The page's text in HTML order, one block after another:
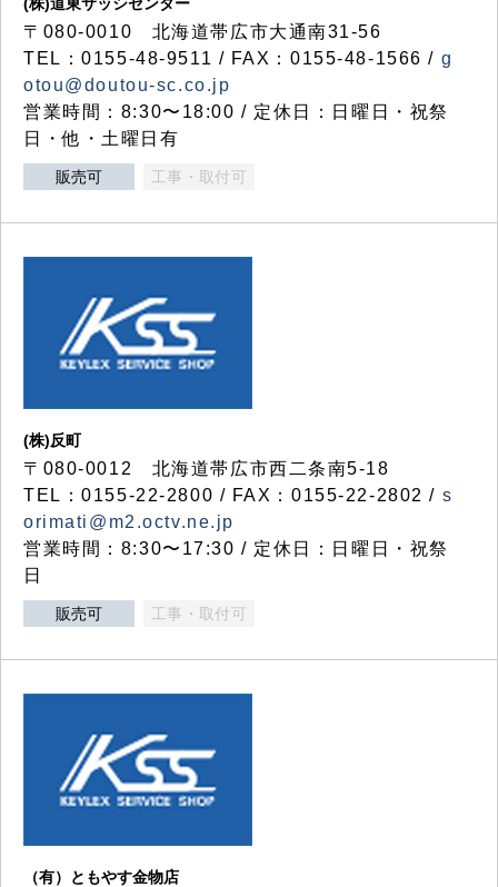
〒080-0010 北海道帯広市大通南31-56
TEL：0155-48-9511 / FAX：0155-48-1566 / g
otou@doutou-sc.co.jp
営業時間：8:30〜18:00 / 定休日：日曜日・祝祭
日・他・土曜日有
販売可 工事・取付可
(株)反町
〒080-0012 北海道帯広市西二条南5-18
TEL：0155-22-2800 / FAX：0155-22-2802 / s
orimati@m2.octv.ne.jp
営業時間：8:30〜17:30 / 定休日：日曜日・祝祭
日
販売可 工事・取付可
（有）ともやす金物店